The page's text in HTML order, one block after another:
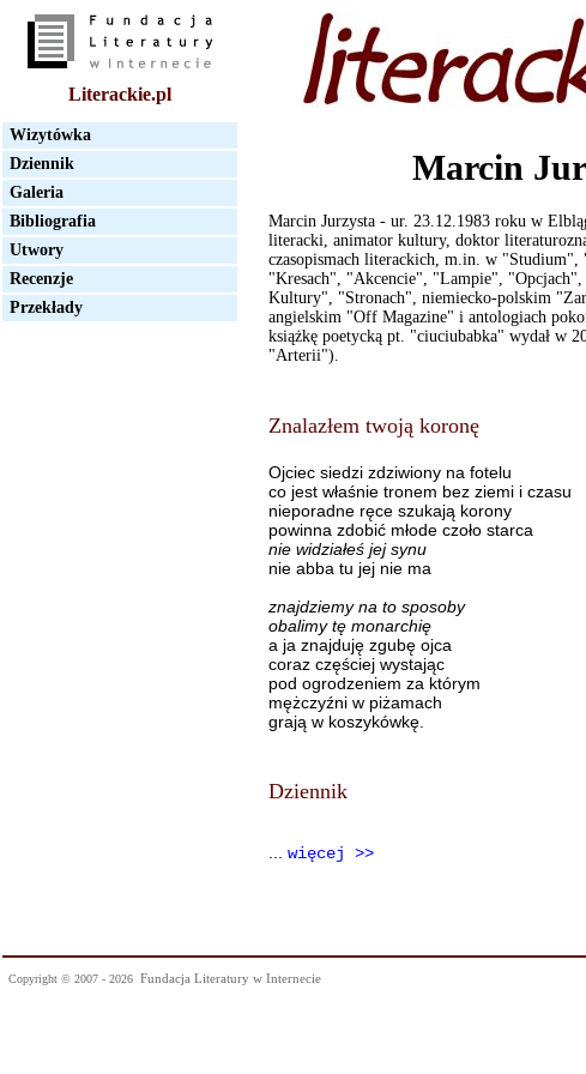
Literackie.pl
Wizytówka
Dziennik
Galeria
Bibliografia
Utwory
Recenzje
Przekłady
Marcin
Marcin Jurzysta - ur. 23.12.1983 roku w
literacki, animator kultury, doktor
czasopismach literackich, m.in. w
"Kresach", "Akcencie", "Lampie",
Kultury", "Stronach", niemiecko-polskim
angielskim "Off Magazine" i antologiach
książkę poetycką pt. "ciuciubabka" wydał w
"Arterii").
Znalazłem twoją koronę
Ojciec siedzi zdziwiony na fotelu
co jest właśnie tronem bez ziemi i czasu
nieporadne ręce szukają korony
powinna zdobić młode czoło starca
nie widziałeś jej synu
nie abba tu jej nie ma
znajdziemy na to sposoby
obalimy tę monarchię
a ja znajduję zgubę ojca
coraz częściej wystając
pod ogrodzeniem za którym
mężczyźni w piżamach
grają w koszykówkę.
Dziennik
więcej >>
Copyright © 2007 - 2026 Fundacja Literatury w Internecie